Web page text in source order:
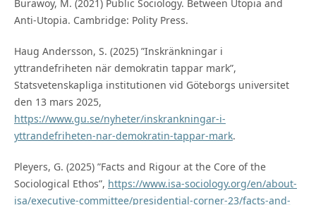
Burawoy, M. (2021) Public Sociology. Between Utopia and
Anti-Utopia. Cambridge: Polity Press.
Haug Andersson, S. (2025) ”Inskränkningar i
yttrandefriheten när demokratin tappar mark”,
Statsvetenskapliga institutionen vid Göteborgs universitet
den 13 mars 2025,
https://www.gu.se/nyheter/inskrankningar-i-
yttrandefriheten-nar-demokratin-tappar-mark.
Pleyers, G. (2025) ”Facts and Rigour at the Core of the
Sociological Ethos”, https://www.isa-sociology.org/en/about-
isa/executive-committee/presidential-corner-23/facts-and-